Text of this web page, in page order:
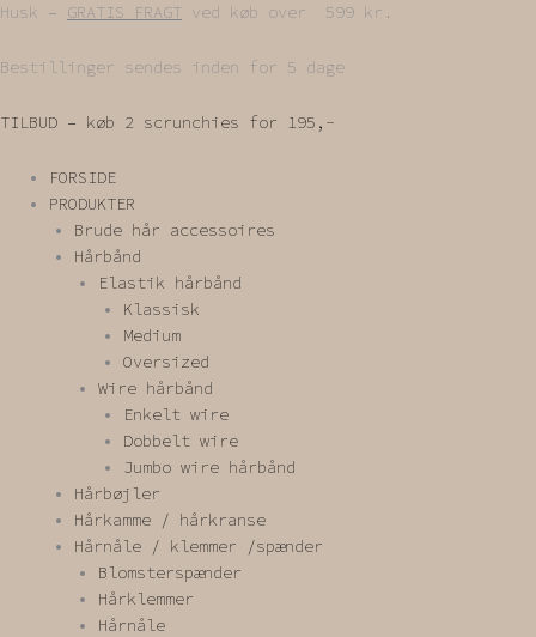
Gå
indholdet
Husk – GRATIS FRAGT ved køb over 599 kr.
Bestillinger sendes inden for 5 dage
TILBUD – køb 2 scrunchies for 195,-
FORSIDE
PRODUKTER
Brude hår accessoires
Hårbånd
Elastik hårbånd
Klassisk
Medium
Oversized
Wire hårbånd
Enkelt wire
Dobbelt wire
Jumbo wire hårbånd
Hårbøjler
Hårkamme / hårkranse
Hårnåle / klemmer /spænder
Blomsterspænder
Hårklemmer
Hårnåle